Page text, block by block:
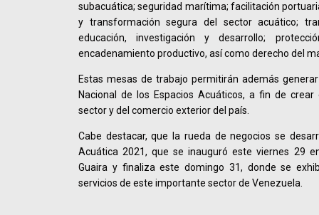
subacuática; seguridad marítima; facilitación
y transformación segura del sector acuático;
educación, investigación y desarrollo;
encadenamiento productivo, así como derecho del
Estas mesas de trabajo permitirán además
Nacional de los Espacios Acuáticos, a fin de
sector y del comercio exterior del país.
Cabe destacar, que la rueda de negocios se
Acuática 2021, que se inauguró este viernes 29
Guaira y finaliza este domingo 31, donde se
servicios de este importante sector de Venezuela.